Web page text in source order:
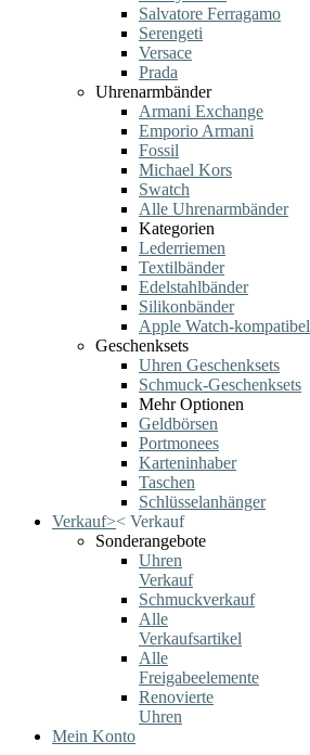
Salvatore Ferragamo
Serengeti
Versace
Prada
Uhrenarmbänder
Armani Exchange
Emporio Armani
Fossil
Michael Kors
Swatch
Alle Uhrenarmbänder
Kategorien
Lederriemen
Textilbänder
Edelstahlbänder
Silikonbänder
Apple Watch-kompatibel
Geschenksets
Uhren Geschenksets
Schmuck-Geschenksets
Mehr Optionen
Geldbörsen
Portmonees
Karteninhaber
Taschen
Schlüsselanhänger
Verkauf>< Verkauf
Sonderangebote
Uhren
Verkauf
Schmuckverkauf
Alle
Verkaufsartikel
Alle
Freigabeelemente
Renovierte
Uhren
Mein Konto